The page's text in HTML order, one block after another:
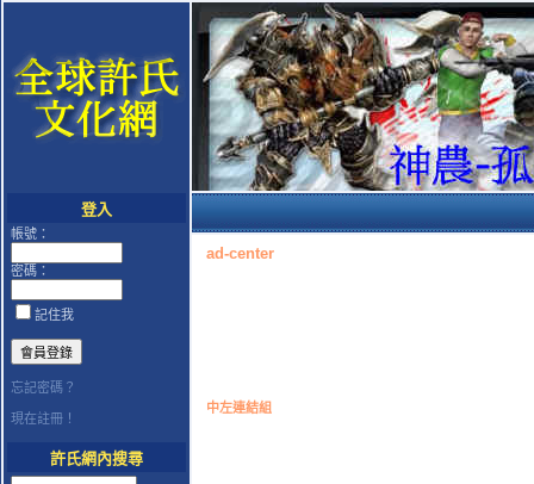
登入
帳號：
密碼：
記住我
忘記密碼？
現在註冊！
許氏網內搜尋
ad-center
中左連結組